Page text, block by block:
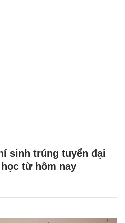
sinh trúng tuyển đại
từ hôm nay